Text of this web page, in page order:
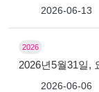
2026-06-13
2026
2026년5월31일,
2026-06-06